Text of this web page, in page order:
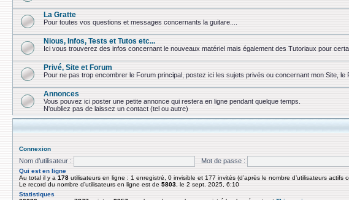
La Gratte
Pour toutes vos questions et messages concernants la guitare....
Nious, Infos, Tests et Tutos etc...
Ici vous trouverez des infos concernant le nouveaux matériel mais également des Tutoriaux pour
Privé, Site et Forum
Pour ne pas trop encombrer le Forum principal, postez ici les sujets privés ou concernant mon Site, le
Annonces
Vous pouvez ici poster une petite annonce qui restera en ligne pendant quelque temps.
N'oubliez pas de laissez un contact (tel ou autre)
Connexion
Nom d’utilisateur : Mot de passe :
Qui est en ligne
Au total il y a 178 utilisateurs en ligne : 1 enregistré, 0 invisible et 177 invités (d’après le nombre d’utilisateurs actifs
Le record du nombre d’utilisateurs en ligne est de 5803 , le 2 sept. 2025, 6:10
Statistiques